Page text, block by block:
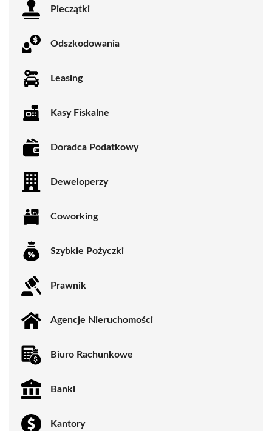
Pieczątki
Odszkodowania
Leasing
Kasy Fiskalne
Doradca Podatkowy
Deweloperzy
Coworking
Szybkie Pożyczki
Prawnik
Agencje Nieruchomości
Biuro Rachunkowe
Banki
Kantory